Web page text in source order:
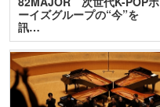
ーイズグループの“今”を
訊…